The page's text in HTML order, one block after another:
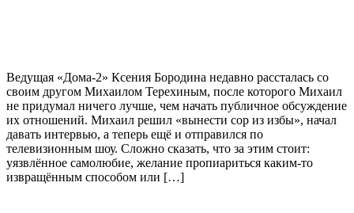
Ведущая «Дома-2» Ксения Бородина недавно рассталась со
своим другом Михаилом Терехиным, после которого Михаил
не придумал ничего лучше, чем начать публичное обсуждение
их отношений. Михаил решил «вынести сор из избы», начал
давать интервью, а теперь ещё и отправился по
телевизионным шоу. Сложно сказать, что за этим стоит:
уязвлённое самолюбие, желание пропиариться каким-то
извращённым способом или […]